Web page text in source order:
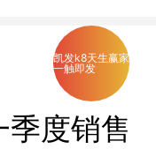
度销售
凯发k8天生赢家
一触即发